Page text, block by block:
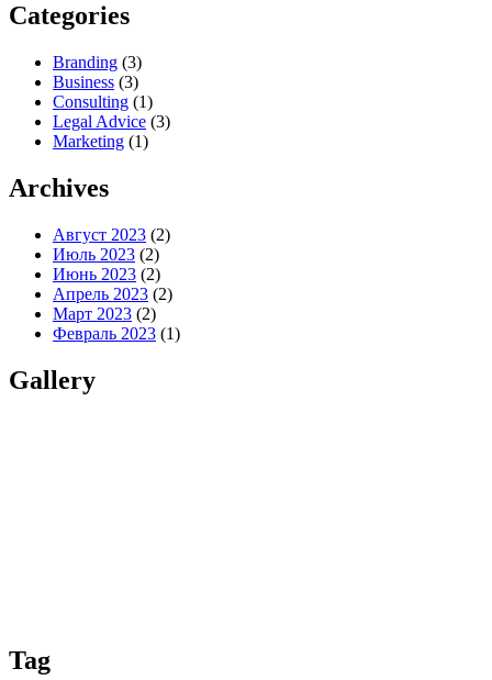
Categories
Branding (3)
Business (3)
Consulting (1)
Legal Advice (3)
Marketing (1)
Archives
Август 2023 (2)
Июль 2023 (2)
Июнь 2023 (2)
Апрель 2023 (2)
Март 2023 (2)
Февраль 2023 (1)
Gallery
Tag